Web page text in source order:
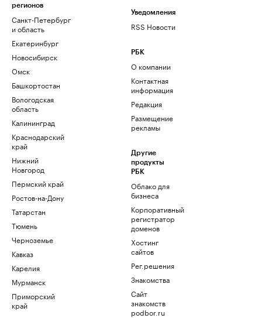
регионов
Санкт-Петербург
и область
Екатеринбург
Новосибирск
Омск
Башкортостан
Вологодская
область
Калининград
Краснодарский
край
Нижний
Новгород
Пермский край
Ростов-на-Дону
Татарстан
Тюмень
Черноземье
Кавказ
Карелия
Мурманск
Приморский
край
Уведомления
RSS Новости
РБК
О компании
Контактная
информация
Редакция
Размещение
рекламы
Другие
продукты
РБК
Облако для
бизнеса
Корпоративный
регистратор
доменов
Хостинг
сайтов
Рег.решения
Знакомства
Сайт
знакомств
podbor.ru